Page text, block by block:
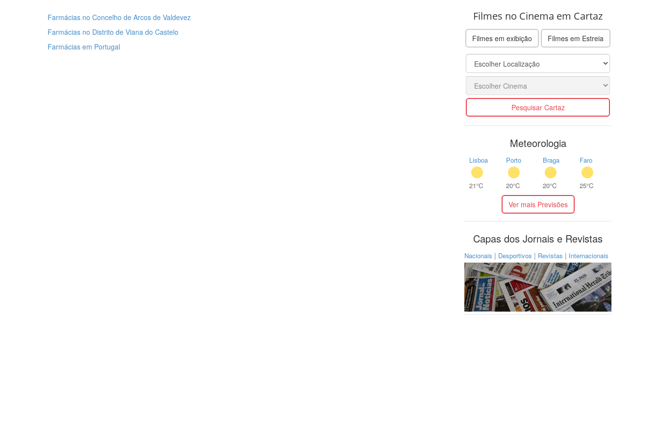
Farmácias no Concelho de Arcos de Valdevez
Farmácias no Distrito de Viana do Castelo
Farmácias em Portugal
Filmes no Cinema em Cartaz
Filmes em exibição Filmes em Estreia
Pesquisar Cartaz
Meteorologia
Lisboa
21°C
Porto
20°C
Braga
20°C
Faro
25°C
Ver mais Previsões
Capas dos Jornais e Revistas
Nacionais | Desportivos | Revistas | Internacionais